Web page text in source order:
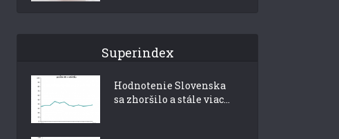
Superindex
Hodnotenie Slovenska
sa zhoršilo a stále viac...